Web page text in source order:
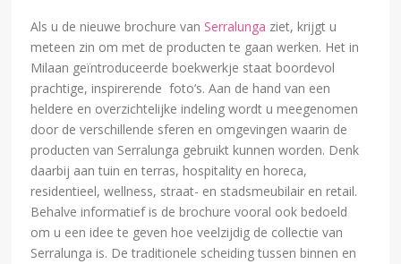
Als u de nieuwe brochure vanSerralunga ziet, krijgt u
meteen zin om met de producten te gaan werken. Het in
Milaan geïntroduceerde boekwerkje staat boordevol
prachtige, inspirerende foto’s. Aan de hand van een
heldere en overzichtelijke indeling wordt u meegenomen
door de verschillende sferen en omgevingen waarin de
producten van Serralunga gebruikt kunnen worden. Denk
daarbij aan tuin en terras, hospitality en horeca,
residentieel, wellness, straat- en stadsmeubilair en retail.
Behalve informatief is de brochure vooral ook bedoeld
om u een idee te geven hoe veelzijdig de collectie van
Serralunga is. De traditionele scheiding tussen binnen en